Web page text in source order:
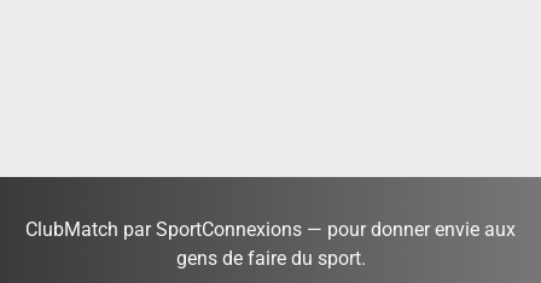
ClubMatch par SportConnexions — pour donner envie aux
gens de faire du sport.